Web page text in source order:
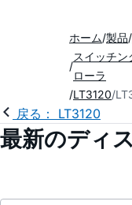
ホーム 製品
スイッチン
ローラ
LT3120
戻る： LT3120
最新のディ